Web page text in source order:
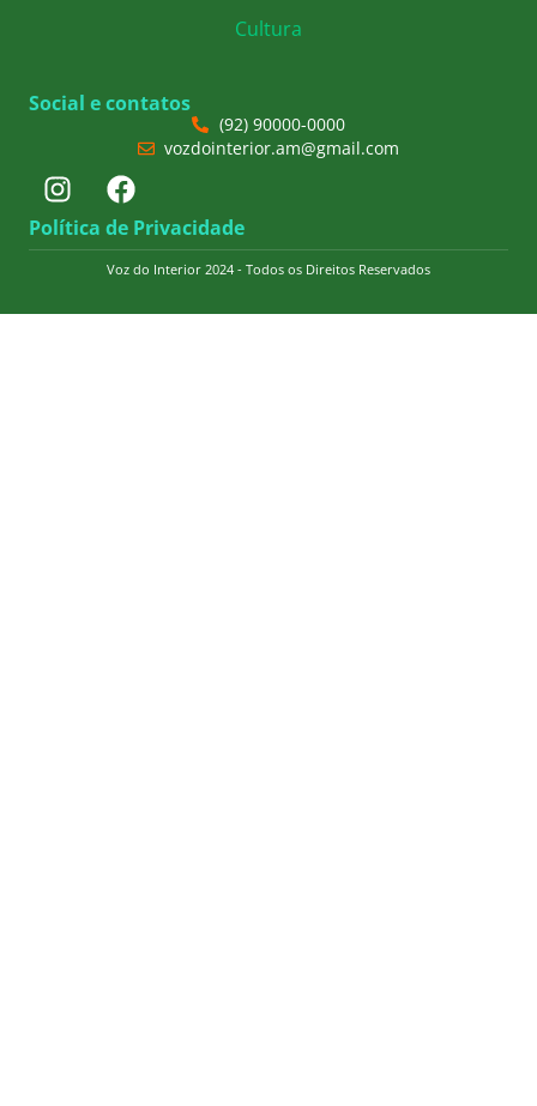
Cultura
Social e contatos
(92) 90000-0000
vozdointerior.am@gmail.com
Política de Privacidade
Voz do Interior 2024 - Todos os Direitos Reservados